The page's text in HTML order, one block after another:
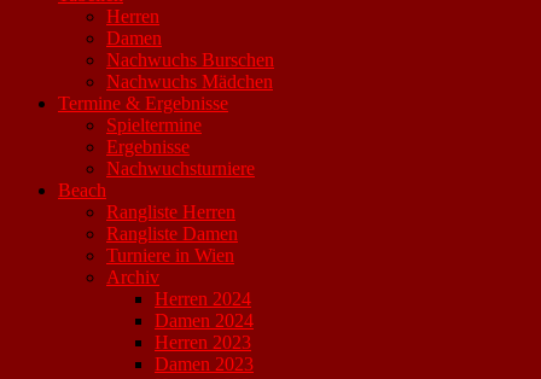
Herren
Damen
Nachwuchs Burschen
Nachwuchs Mädchen
Termine & Ergebnisse
Spieltermine
Ergebnisse
Nachwuchsturniere
Beach
Rangliste Herren
Rangliste Damen
Turniere in Wien
Archiv
Herren 2024
Damen 2024
Herren 2023
Damen 2023